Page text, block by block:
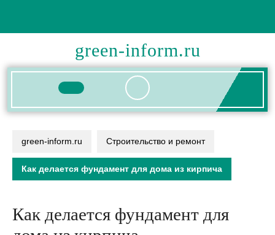
содержимому
green-inform.ru
Кнопка
green-inform.ru Строительство и ремонт
Как делается фундамент для дома из кирпича
Как делается фундамент для